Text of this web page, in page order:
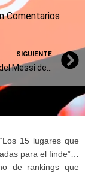
Comentarios
SIGUIENTE
“Los goles del Messi de las finanzas”
15 lugares que
para el finde”…
de rankings que